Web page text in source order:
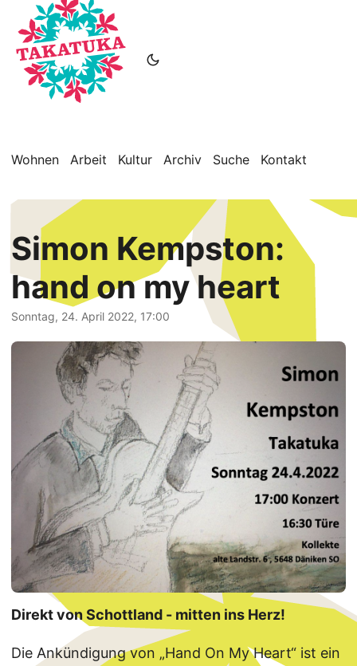
Wohnen Arbeit Kultur Archiv Suche Kontakt
Simon Kempston:
hand on my heart
Sonntag, 24. April 2022, 17:00
Direkt von Schottland - mitten ins Herz!
Die Ankündigung von „Hand On My Heart“ ist ein